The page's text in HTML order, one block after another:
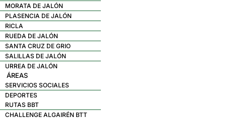
MORATA DE JALÓN
PLASENCIA DE JALÓN
RICLA
RUEDA DE JALÓN
SANTA CRUZ DE GRIO
SALILLAS DE JALÓN
URREA DE JALÓN
ÁREAS
SERVICIOS SOCIALES
DEPORTES
RUTAS BBT
CHALLENGE ALGAIRÉN BTT